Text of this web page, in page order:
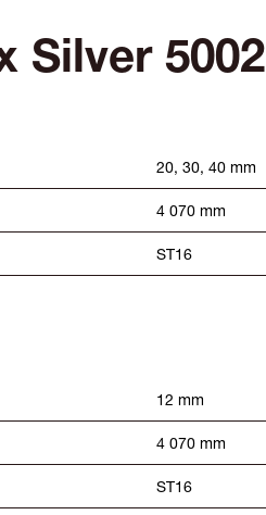
Silver 5002
20, 30, 40 mm
4 070 mm
ST16
12 mm
4 070 mm
ST16